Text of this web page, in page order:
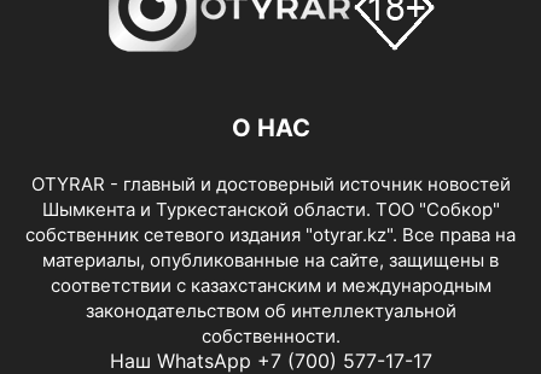
О НАС
OTYRAR - главный и достоверный источник новостей
Шымкента и Туркестанской области. ТОО "Собкор"
собственник сетевого издания "otyrar.kz". Все права на
материалы, опубликованные на сайте, защищены в
соответствии с казахстанским и международным
законодательством об интеллектуальной
собственности.
Наш WhatsApp +7 (700) 577-17-17